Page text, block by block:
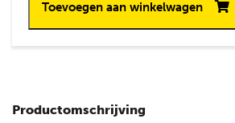
Toevoegen aan winkelwagen
Productomschrijving